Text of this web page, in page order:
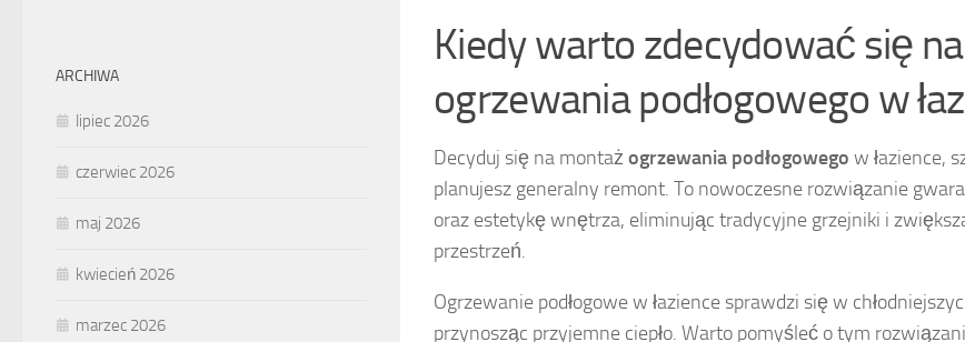
Kiedy warto zdecydować się
ogrzewania podłogowego w
Decyduj się na montaż ogrzewania podłogowego w łazience,
planujesz generalny remont. To nowoczesne rozwiązanie
oraz estetykę wnętrza, eliminując tradycyjne grzejniki i
przestrzeń.
Ogrzewanie podłogowe w łazience sprawdzi się w
przynosząc przyjemne ciepło. Warto pomyśleć o tym
ARCHIWA
lipiec 2026
czerwiec 2026
maj 2026
kwiecień 2026
marzec 2026